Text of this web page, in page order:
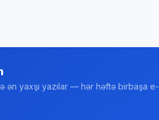
ən yaxşı yazılar — hər həftə birbaşa e-